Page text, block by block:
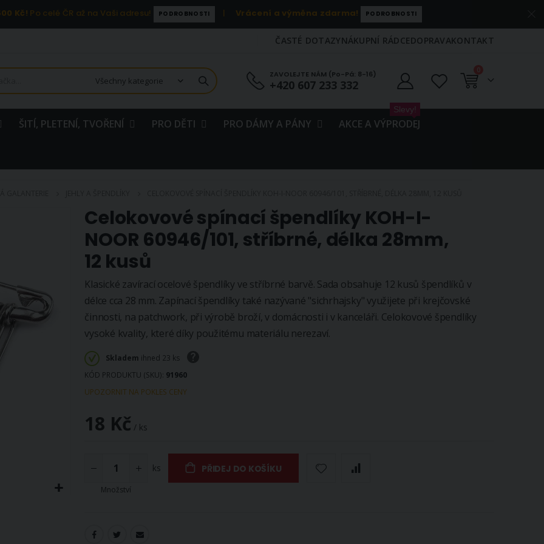
Kč! Po celé ČR až na Vaši adresu! PODROBNOSTI | Vrácení a výměna zdarma! PODROBNOSTI
ČASTÉ DOTAZYNÁKUPNÍ RÁDCEDOPRAVAKONTAKT
ZAVOLEJTE NÁM (Po-Pá: 8-16)
+420 607 233 332 Košík
0položky
ŠITÍ, PLETENÍ, TVOŘENÍ PRO DĚTI PRO DÁMY A PÁNY AKCE A VÝPRODEJ
Slevy!
Celokovové spínací špendlíky KOH-I-
NOOR 60946/101, stříbrné, délka 28mm,
12 kusů
Klasické zavírací ocelové špendlíky ve stříbrné barvě. Sada obsahuje 12 kusů špendlíků v
délce cca 28 mm. Zapínací špendlíky také nazývané "sichrhajsky" využijete při krejčovské
činnosti, na patchwork, při výrobě broží, v domácnosti i v kanceláři. Celokovové špendlíky
vysoké kvality, které díky použitému materiálu nerezaví.
Skladem ihned 23 ks
KÓD PRODUKTU (SKU) 91960
UPOZORNIT NA POKLES CENY
18 Kč / ks
Množství
ks PŘIDEJ DO KOŠÍKU